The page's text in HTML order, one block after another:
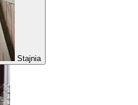
Stajnia